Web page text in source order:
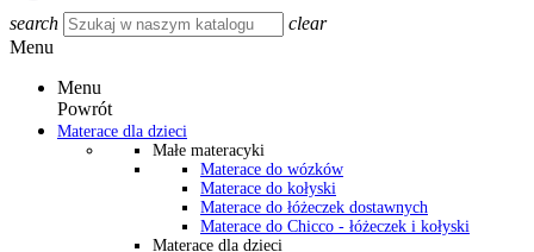
search
clear
Menu
Menu
Powrót
Materace dla dzieci
Małe materacyki
Materace do wózków
Materace do kołyski
Materace do łóżeczek dostawnych
Materace do Chicco - łóżeczek i kołyski
Materace dla dzieci